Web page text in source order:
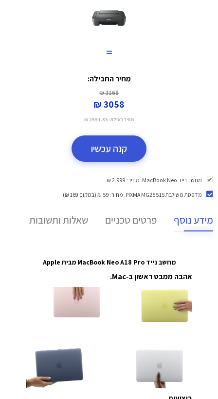
=
מחיר החבילה:
3168 ₪
3058 ₪
מחיר באילת: 2591.53 ₪
קנה עכשיו
מחשב נייד MacBook Neo. מחיר: 2,999 ₪.
מדפסת משולבת PIXMA MG2551S
. מחיר: 59 ₪ (במקום 169 ₪).
מידע נוסף פרטים טכניים שאלות ותשובות
מחשב נייד MacBook Neo A18 Pro מבית Apple
אהבה ממבט ראשון ב‑Mac.